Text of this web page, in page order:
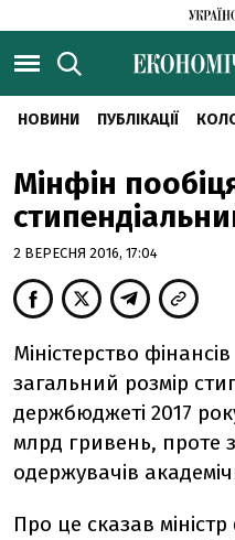
НОВИНИ ПУБЛІКАЦІЇ
Мінфін
2 ВЕРЕСНЯ 2016, 17:04
Міністерство
загальний розмір
держбюджеті 2017
млрд гривень, проте
одержувачів
Про це сказав